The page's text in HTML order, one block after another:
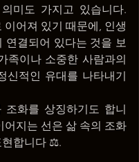
의미도 가지고 있습니다.
이어져 있기 때문에, 인생
연결되어 있다는 것을 보
족이나 소중한 사람과의
신적인 유대를 나타내기
조화를 상징하기도 합니
어지는 선은 삶 속의 조화
현합니다 ⚖️.